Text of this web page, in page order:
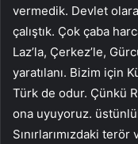
vermedik. Devlet
çalıştık. Çok çaba
Laz’la, Çerkez’le,
yaratılanı. Bizim için
Türk de odur. Çünkü
ona uyuyoruz.
Sınırlarımızdaki terör